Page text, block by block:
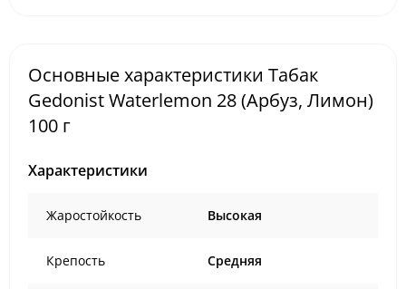
Основные характеристики Табак
Gedonist Waterlemon 28 (Арбуз, Лимон)
100 г
Характеристики
Жаростойкость Высокая
Крепость Средняя